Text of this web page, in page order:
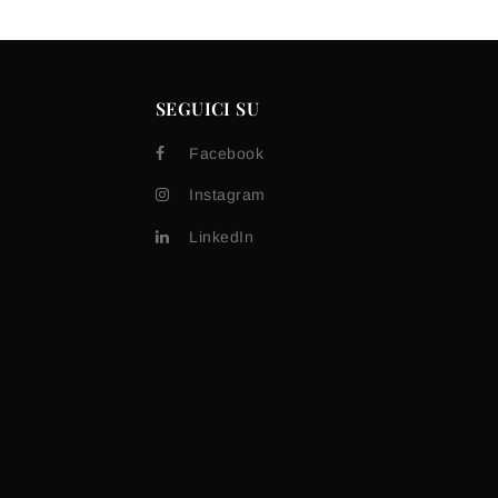
SEGUICI SU
Facebook
Instagram
LinkedIn